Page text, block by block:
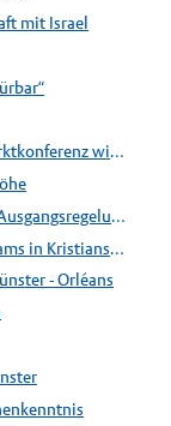
mit Israel
Münster - Enschede: Arbeitsmarktkonferenz wird verschoben
Corona: York lebt mit strengen Ausgangsregelungen
Coole Fußballtage für Jugendteams in Kristiansand
- Orléans